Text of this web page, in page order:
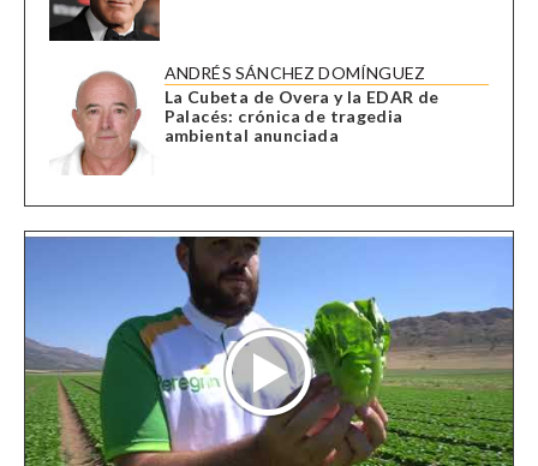
ANDRÉS SÁNCHEZ DOMÍNGUEZ
La Cubeta de Overa y la EDAR de
Palacés: crónica de tragedia
ambiental anunciada